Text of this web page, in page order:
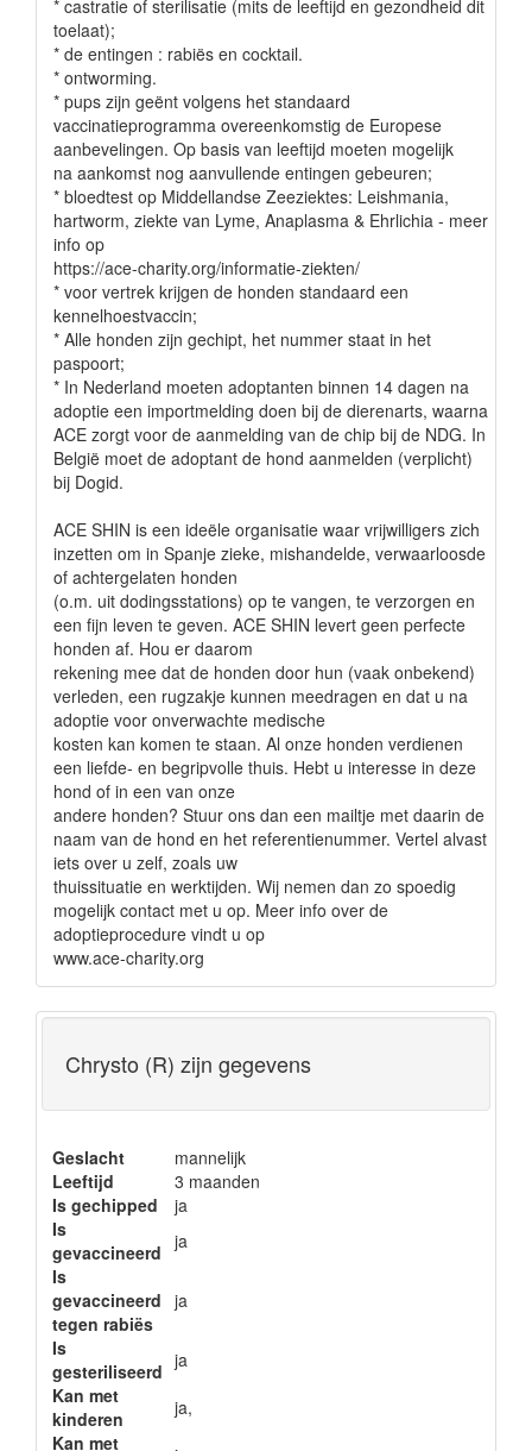
* castratie of sterilisatie (mits de leeftijd en gezondheid dit
toelaat);
* de entingen : rabiës en cocktail.
* ontworming.
* pups zijn geënt volgens het standaard
vaccinatieprogramma overeenkomstig de Europese
aanbevelingen. Op basis van leeftijd moeten mogelijk
na aankomst nog aanvullende entingen gebeuren;
* bloedtest op Middellandse Zeeziektes: Leishmania,
hartworm, ziekte van Lyme, Anaplasma & Ehrlichia - meer
info op
https://ace-charity.org/informatie-ziekten/
* voor vertrek krijgen de honden standaard een
kennelhoestvaccin;
* Alle honden zijn gechipt, het nummer staat in het
paspoort;
* In Nederland moeten adoptanten binnen 14 dagen na
adoptie een importmelding doen bij de dierenarts, waarna
ACE zorgt voor de aanmelding van de chip bij de NDG. In
België moet de adoptant de hond aanmelden (verplicht)
bij Dogid.
ACE SHIN is een ideële organisatie waar vrijwilligers zich
inzetten om in Spanje zieke, mishandelde, verwaarloosde
of achtergelaten honden
(o.m. uit dodingsstations) op te vangen, te verzorgen en
een fijn leven te geven. ACE SHIN levert geen perfecte
honden af. Hou er daarom
rekening mee dat de honden door hun (vaak onbekend)
verleden, een rugzakje kunnen meedragen en dat u na
adoptie voor onverwachte medische
kosten kan komen te staan. Al onze honden verdienen
een liefde- en begripvolle thuis. Hebt u interesse in deze
hond of in een van onze
andere honden? Stuur ons dan een mailtje met daarin de
naam van de hond en het referentienummer. Vertel alvast
iets over u zelf, zoals uw
thuissituatie en werktijden. Wij nemen dan zo spoedig
mogelijk contact met u op. Meer info over de
adoptieprocedure vindt u op
www.ace-charity.org
Chrysto (R) zijn gegevens
Geslacht
mannelijk
Leeftijd
3 maanden
Is gechipped
ja
Is
gevaccineerd ja
Is
gevaccineerd
tegen rabiës
ja
Is
gesteriliseerd ja
Kan met
kinderen
ja,
Kan met